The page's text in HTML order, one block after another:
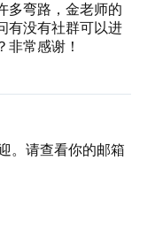
多弯路，金老师的
有没有社群可以进
非常感谢！
。请查看你的邮箱